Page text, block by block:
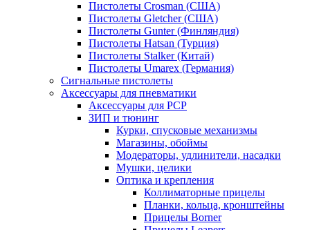
Пистолеты Crosman (США)
Пистолеты Gletcher (США)
Пистолеты Gunter (Финляндия)
Пистолеты Hatsan (Турция)
Пистолеты Stalker (Китай)
Пистолеты Umarex (Германия)
Сигнальные пистолеты
Аксессуары для пневматики
Аксессуары для PCP
ЗИП и тюнинг
Курки, спусковые механизмы
Магазины, обоймы
Модераторы, удлинители, насадки
Мушки, целики
Оптика и крепления
Коллиматорные прицелы
Планки, кольца, кронштейны
Прицелы Borner